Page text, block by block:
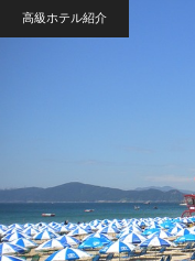
高級ホテル紹介